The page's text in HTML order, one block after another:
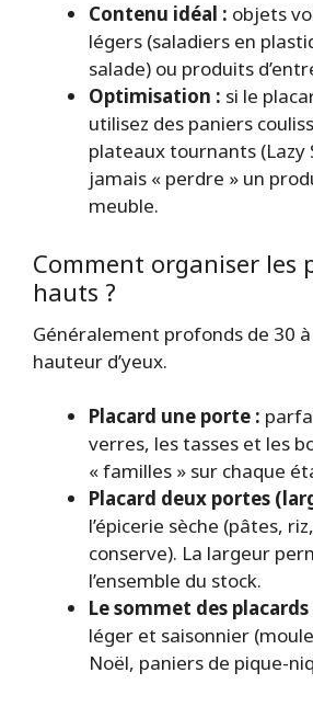
Contenu idéal : objets
légers (saladiers en
salade) ou produits
Optimisation : si le
utilisez des paniers
plateaux tournants (Lazy
jamais « perdre » un
meuble.
Comment organiser les
hauts ?
Généralement profonds de 30
hauteur d’yeux.
Placard une porte :
verres, les tasses et les
« familles » sur chaque
Placard deux portes
l’épicerie sèche (pâtes,
conserve). La largeur
l’ensemble du stock.
Le sommet des placards
léger et saisonnier
Noël, paniers de pique-